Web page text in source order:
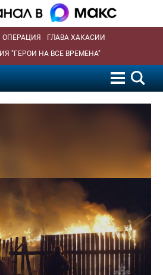
ОПЕРАЦИЯ
ГЛАВА ХАКАСИИ
"ГЕРОИ НА ВСЕ ВРЕМЕНА"